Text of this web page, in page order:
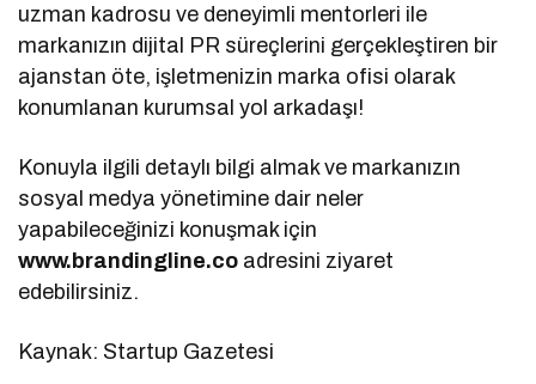
uzman kadrosu ve deneyimli mentorleri ile
markanızın dijital PR süreçlerini gerçekleştiren bir
ajanstan öte, işletmenizin marka ofisi olarak
konumlanan kurumsal yol arkadaşı!
Konuyla ilgili detaylı bilgi almak ve markanızın
sosyal medya yönetimine dair neler
yapabileceğinizi konuşmak için
www.brandingline.co adresini ziyaret
edebilirsiniz.
Kaynak: Startup Gazetesi